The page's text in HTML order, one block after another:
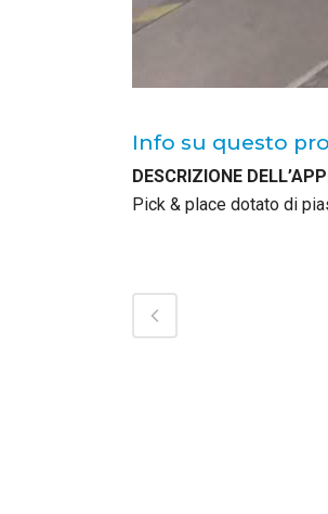
Info su questo
DESCRIZIONE
Pick & place dotato di